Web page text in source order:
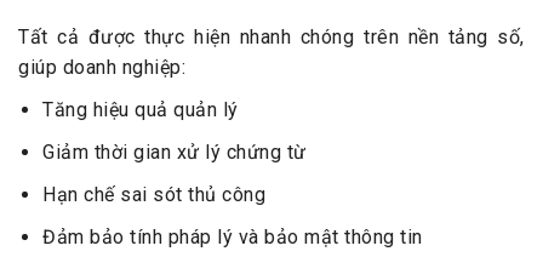
Tất cả được thực hiện nhanh chóng trên nền tảng số,
giúp doanh nghiệp:
Tăng hiệu quả quản lý
Giảm thời gian xử lý chứng từ
Hạn chế sai sót thủ công
Đảm bảo tính pháp lý và bảo mật thông tin